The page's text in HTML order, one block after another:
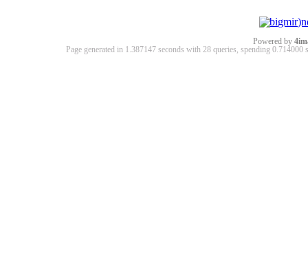
Powered by
Page generated in 1.387147 seconds with 28 queries, spending